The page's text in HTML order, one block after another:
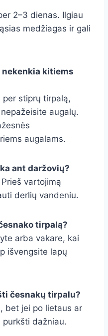
2–3 dienas. Ilgiau
medžiagas ir gali
nekenkia kitiems
stiprų tirpalą,
augalų.
augalams.
ant daržovių?
vartojimą
derlių vandeniu.
tirpalą?
arba vakare, kai
išvengsite lapų
česnakų tirpalu?
bet jei po lietaus ar
dažniau.